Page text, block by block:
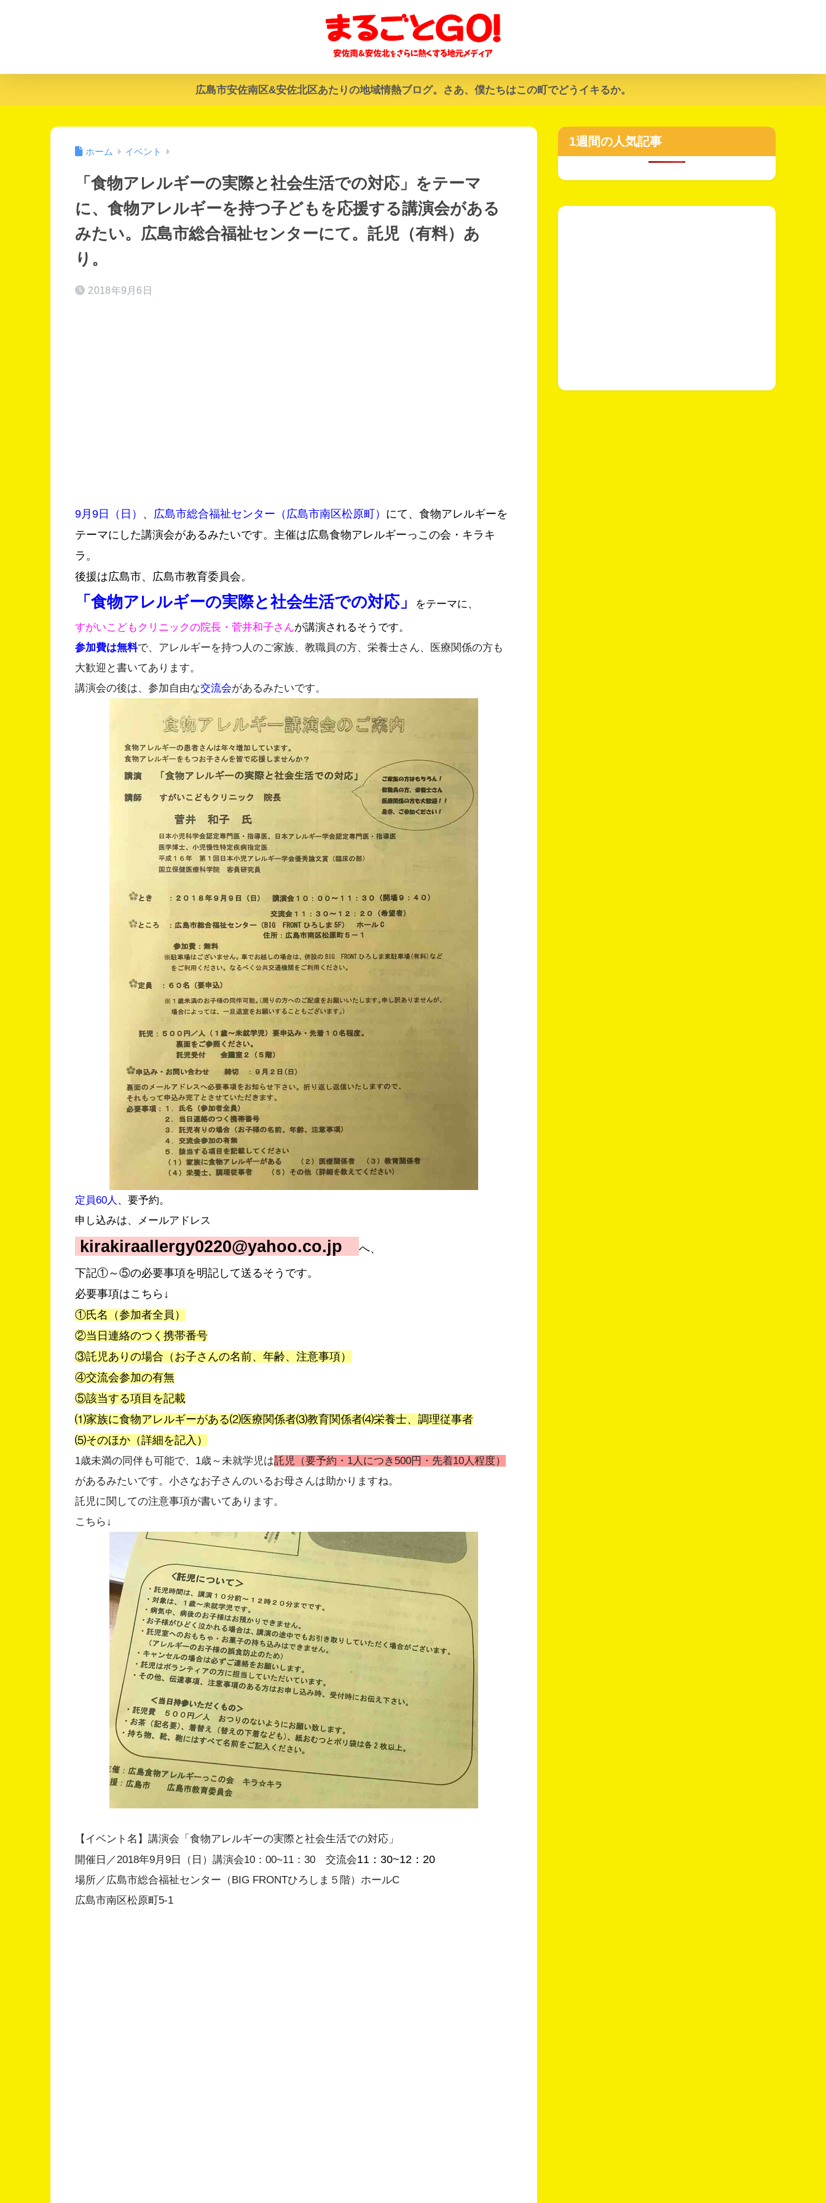
広島市安佐南区&安佐北区あたりの地域情熱ブログ。さあ、僕たちはこの町でどうイキるか。
ホーム イベント
「食物アレルギーの実際と社会生活での対応」をテーマ
に、食物アレルギーを持つ子どもを応援する講演会がある
みたい。広島市総合福祉センターにて。託児（有料）あ
り。
2018年9月6日
9月9日（日） 、 広島市総合福祉センター（広島市南区松原町） にて、食物アレルギーを
テーマにした講演会があるみたいです。主催は広島食物アレルギーっこの会・キラキ
ラ。
後援は広島市、広島市教育委員会。
「食物アレルギーの実際と社会生活での対応」
をテーマに、
すがいこどもクリニックの院長・菅井和子さんが講演されるそうです。
参加費は無料で、アレルギーを持つ人のご家族、教職員の方、栄養士さん、医療関係の方も
大歓迎と書いてあります。
講演会の後は、参加自由な交流会があるみたいです。
定員60人 、要予約。
申し込みは、メールアドレス
kirakiraallergy0220@yahoo.co.jp
へ、
下記①～⑤の必要事項を明記して送るそうです。
必要事項はこちら↓
①氏名（参加者全員）
②当日連絡のつく携帯番号
③託児ありの場合（お子さんの名前、年齢、注意事項）
④交流会参加の有無
⑤該当する項目を記載
⑴家族に食物アレルギーがある⑵医療関係者⑶教育関係者⑷栄養士、調理従事者
⑸そのほか（詳細を記入）
1歳未満の同伴も可能で、1歳～未就学児は託児（要予約・1人につき500円・先着10人程度）
があるみたいです。小さなお子さんのいるお母さんは助かりますね。
託児に関しての注意事項が書いてあります。
こちら↓
【イベント名】講演会「食物アレルギーの実際と社会生活での対応」
開催日／2018年9月9日（日）講演会10：00~11：30 交流会11：30~12：20
場所／広島市総合福祉センター（BIG FRONTひろしま５階）ホールC
広島市南区松原町5-1
1週間の人気記事